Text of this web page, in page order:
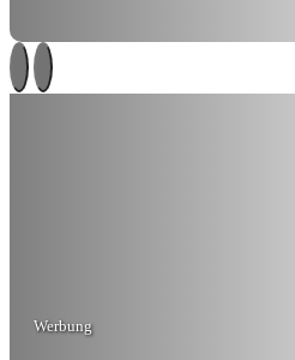
Werbung